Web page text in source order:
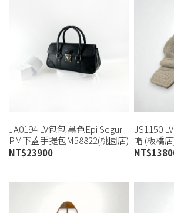
JA0194 LV包包 黑色Epi Segur
PM下蓋手提包M58822(桃園店)
NT$23900
JS1150
帽 (板橋
NT$